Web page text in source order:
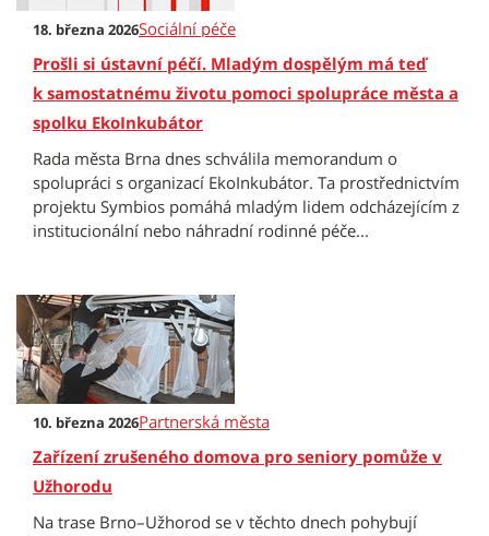
18. března 2026Sociální péče
Prošli si ústavní péčí. Mladým dospělým má teď
k samostatnému životu pomoci spolupráce města a
spolku EkoInkubátor
Rada města Brna dnes schválila memorandum o
spolupráci s organizací EkoInkubátor. Ta prostřednictvím
projektu Symbios pomáhá mladým lidem odcházejícím z
institucionální nebo náhradní rodinné péče...
10. března 2026Partnerská města
Zařízení zrušeného domova pro seniory pomůže v
Užhorodu
Na trase Brno–Užhorod se v těchto dnech pohybují